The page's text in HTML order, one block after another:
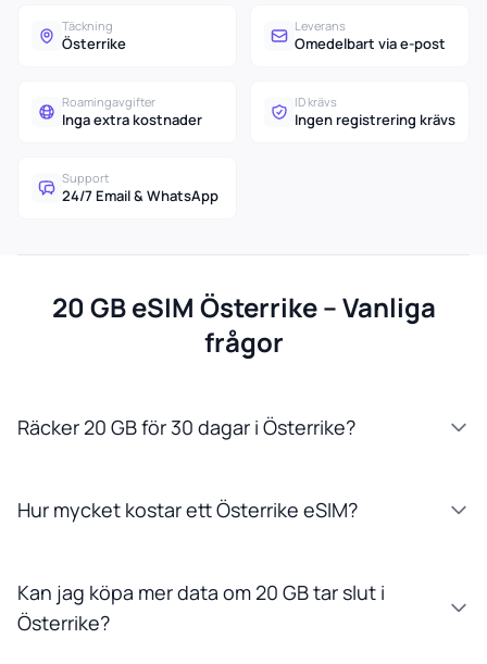
Täckning
Österrike
Leverans
Omedelbart via e-post
Roamingavgifter
Inga extra kostnader
ID krävs
Ingen registrering krävs
Support
24/7 Email & WhatsApp
20 GB eSIM Österrike – Vanliga
frågor
Räcker 20 GB för 30 dagar i Österrike?
Hur mycket kostar ett Österrike eSIM?
Kan jag köpa mer data om 20 GB tar slut i
Österrike?